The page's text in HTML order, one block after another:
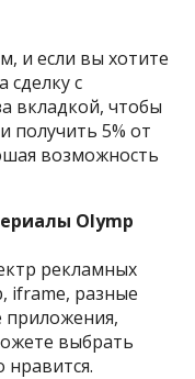
и если вы хотите
сделку с
вкладкой, чтобы
получить 5% от
возможность
Olymp
рекламных
iframe, разные
выбрать